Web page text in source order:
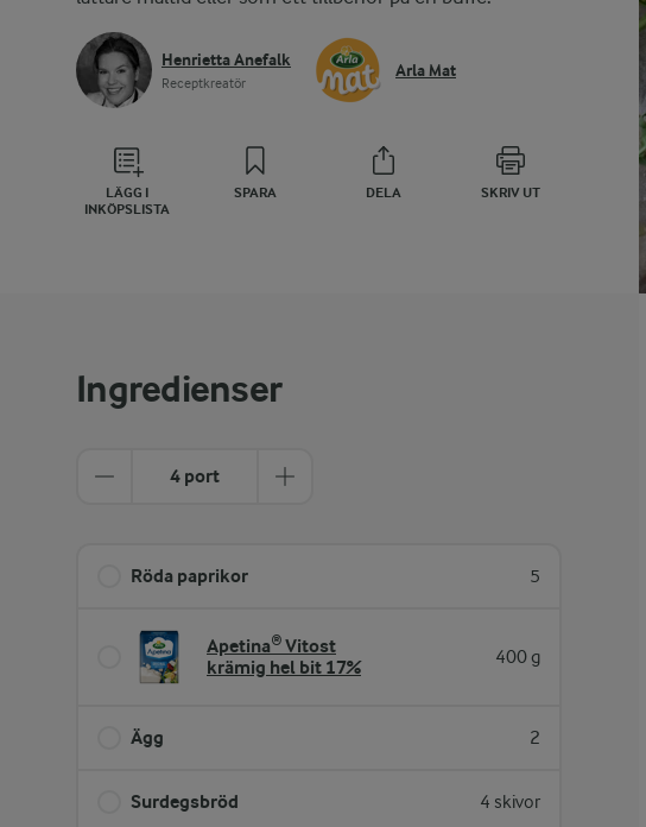
Henrietta Anefalk
Receptkreatör
Arla Mat
LÄGG I
INKÖPSLISTA
SPARA DELA SKRIV UT
Ingredienser
4 port
Röda paprikor 5
Apetina® Vitost
krämig hel bit 17%
400 g
Ägg 2
Surdegsbröd 4 skivor